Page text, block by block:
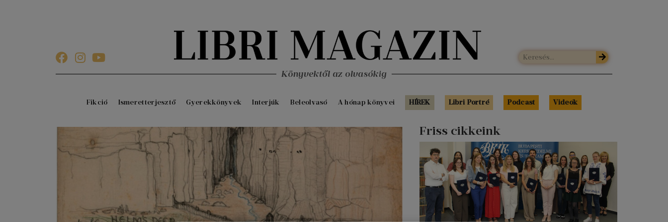
Könyvektől az olvasókig
Fikció Ismeretterjesztő Gyerekkönyvek Interjúk Beleolvasó A hónap könyvei HÍREK Libri Portré Podcast Videók
Friss cikkeink